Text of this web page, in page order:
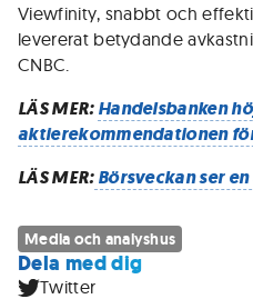
Viewfinity, snabbt och
levererat betydande
CNBC.
LÄS MER:Handelsbanken
aktierekommendationen
LÄS MER:Börsveckan ser
Media och analyshus
Dela med dig
Twitter